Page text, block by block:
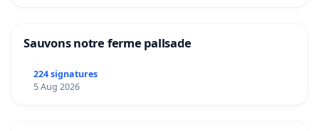
Sauvons notre ferme pallsade
224 signatures
5 Aug 2026